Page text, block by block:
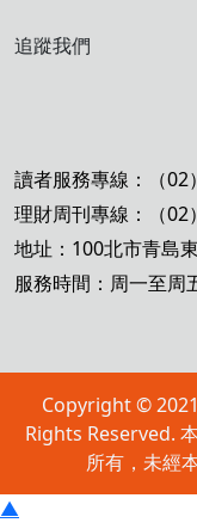
追蹤我們
讀者服務專線：（02
理財周刊專線：（02
地址：100北市青島
服務時間：周一至周
Copyright ©
Rights Reserved.
所有，未經
▲